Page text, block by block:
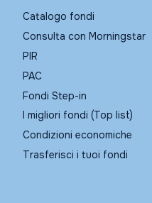
Catalogo fondi
Consulta con Morningstar
PIR
PAC
Fondi Step-in
I migliori fondi (Top list)
Condizioni economiche
Trasferisci i tuoi fondi